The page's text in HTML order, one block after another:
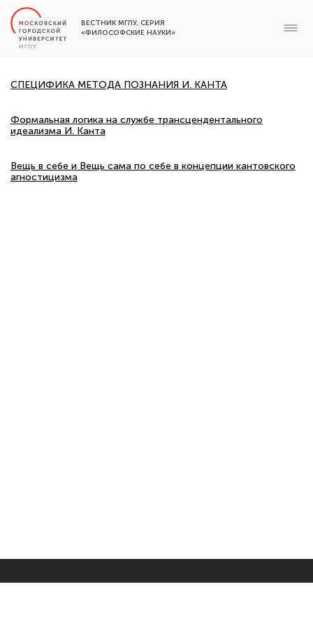
ВЕСТНИК МГПУ, СЕРИЯ
«ФИЛОСОФСКИЕ НАУКИ»
СПЕЦИФИКА МЕТОДА ПОЗНАНИЯ И. КАНТА
Формальная логика на службе трансцендентального
идеализма И. Канта
Вещь в себе и Вещь сама по себе в концепции кантовского
агностицизма